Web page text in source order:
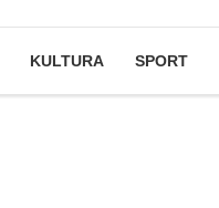
KULTURA SPORT